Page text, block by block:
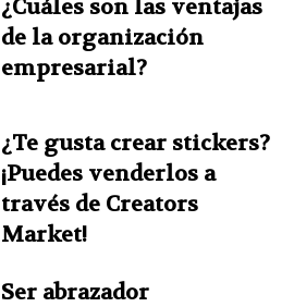
¿Cuáles son las ventajas
de la organización
empresarial?
¿Te gusta crear stickers?
¡Puedes venderlos a
través de Creators
Market!
Ser abrazador